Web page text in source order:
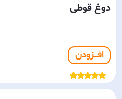
دوغ قوطی
افـــزودن